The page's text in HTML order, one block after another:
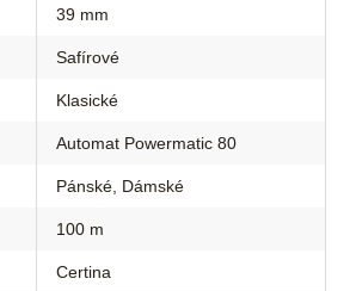
39 mm
Safírové
Klasické
Automat Powermatic 80
Pánské Dámské
100 m
Certina